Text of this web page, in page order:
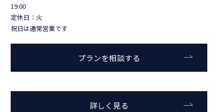
19:00
定休日：火
祝日は通常営業です
プランを相談する
詳しく見る